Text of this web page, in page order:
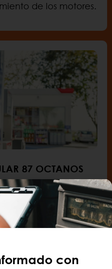
de los motores.
87 OCTANOS
vehículos fueron
este tipo.
con